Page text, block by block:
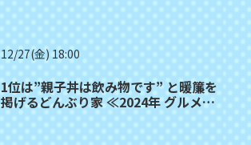
12/27(金) 18:00
1位は”親子丼は飲み物です” と暖簾を
掲げるどんぶり家 ≪2024年 グルメ記